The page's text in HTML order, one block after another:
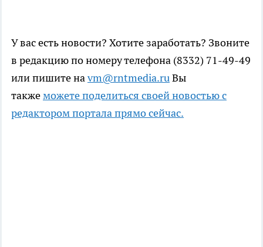
У вас есть новости? Хотите заработать? Звоните
в редакцию по номеру телефона (8332) 71-49-49
или пишите наvm@rntmedia.ruВы
такжеможете поделиться своей новостью с
редактором портала прямо сейчас.